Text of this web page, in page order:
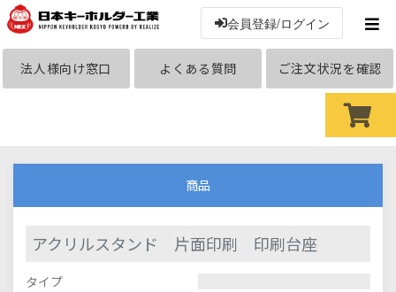
会員登録/ログイン
法人様向け窓口 よくある質問 ご注文状況を確認
商品
アクリルスタンド 片面印刷 印刷台座
タイプ